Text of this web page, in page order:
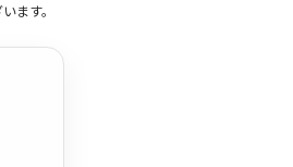
ます。